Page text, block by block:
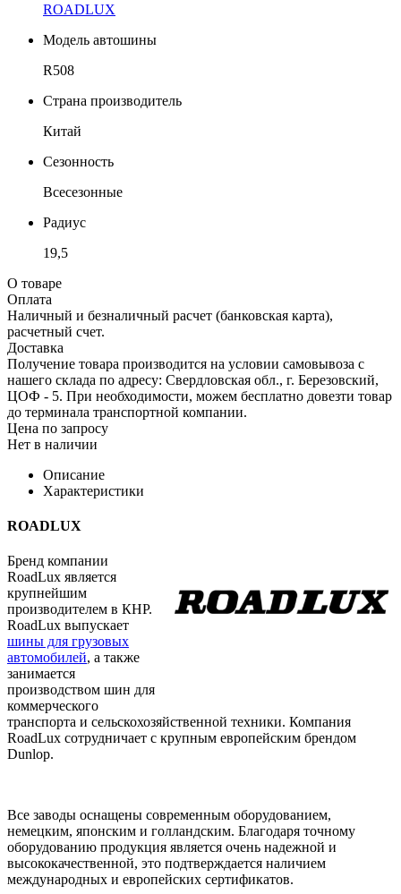
ROADLUX
Модель автошины
R508
Страна производитель
Китай
Сезонность
Всесезонные
Радиус
19,5
О товаре
Оплата
Наличный и безналичный расчет (банковская карта),
расчетный счет.
Доставка
Получение товара производится на условии самовывоза с
нашего склада по адресу: Свердловская обл., г. Березовский,
ЦОФ - 5. При необходимости, можем бесплатно довезти товар
до терминала транспортной компании.
Цена по запросу
Нет в наличии
Описание
Характеристики
ROADLUX
Бренд компании
RoadLux является
крупнейшим
производителем в КНР.
RoadLux выпускает
шины для грузовых
автомобилей, а также
занимается
производством шин для
коммерческого
транспорта и сельскохозяйственной техники. Компания
RoadLux сотрудничает с крупным европейским брендом
Dunlop.
Все заводы оснащены современным оборудованием,
немецким, японским и голландским. Благодаря точному
оборудованию продукция является очень надежной и
высококачественной, это подтверждается наличием
международных и европейских сертификатов.